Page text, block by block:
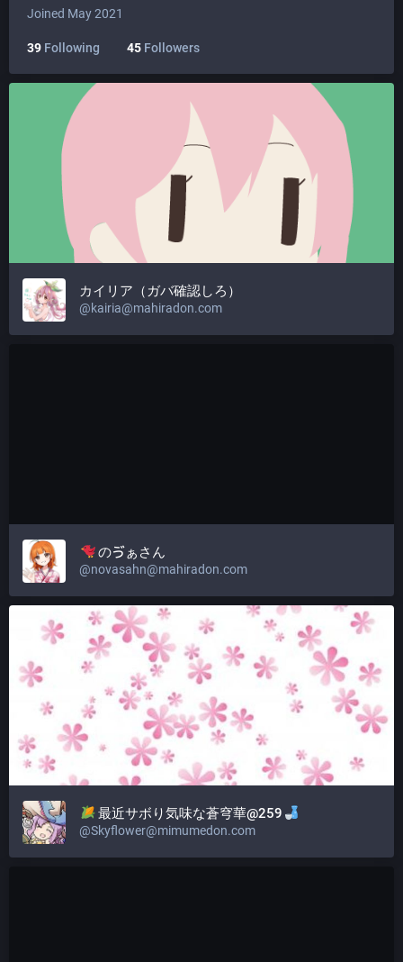
Joined May 2021
39 Following 45 Followers
カイリア（ガバ確認しろ）
@kairia@mahiradon.com
のゔぁさん
@novasahn@mahiradon.com
最近サボり気味な蒼穹華@259
@Skyflower@mimumedon.com